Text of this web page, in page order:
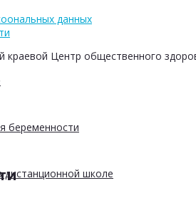
беременности
дистанционной школе
данных
краевой Центр общественного